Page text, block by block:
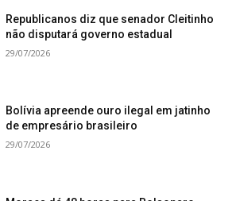
Republicanos diz que senador Cleitinho
não disputará governo estadual
29/07/2026
Bolívia apreende ouro ilegal em jatinho
de empresário brasileiro
29/07/2026